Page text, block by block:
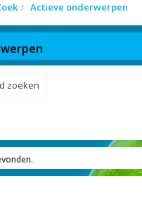
Actieve onderwerpen
zoeken